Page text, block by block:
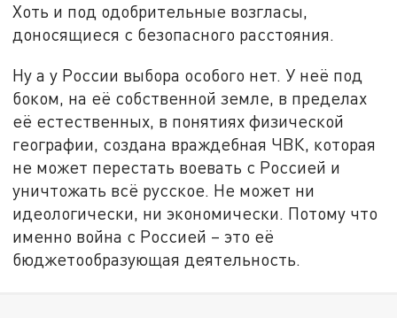
Хоть и под одобрительные возгласы,
доносящиеся с безопасного расстояния.
Ну а у России выбора особого нет. У неё под
боком, на её собственной земле, в пределах
её естественных, в понятиях физической
географии, создана враждебная ЧВК, которая
не может перестать воевать с Россией и
уничтожать всё русское. Не может ни
идеологически, ни экономически. Потому что
именно война с Россией – это её
бюджетообразующая деятельность.